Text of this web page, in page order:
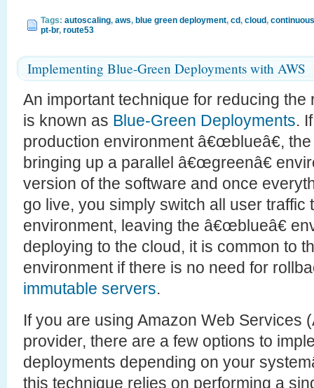
Tags: autoscaling, aws, blue green deployment, cd, cloud,
pt-br, route53
Implementing Blue-Green Deployments with AWS
An important technique for reducing the
is known as Blue-Green Deployments.
production environment â€œblueâ€,
bringing up a parallel â€œgreenâ€
version of the software and once
go live, you simply switch all user traffic
environment, leaving the â€œblueâ€
deploying to the cloud, it is common to
environment if there is no need for
immutable servers.
If you are using Amazon Web Services
provider, there are a few options to
deployments depending on your
this technique relies on performing a